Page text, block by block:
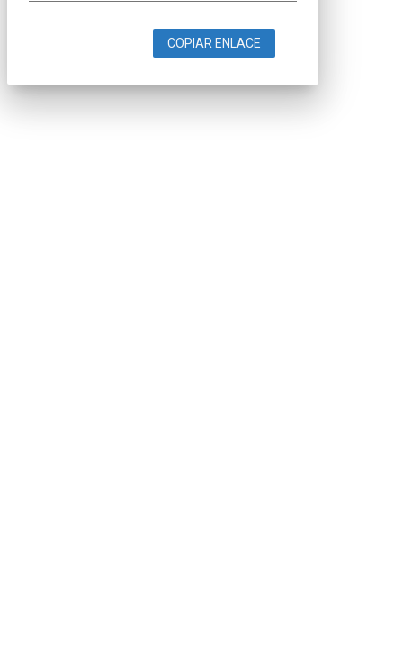
COPIAR ENLACE